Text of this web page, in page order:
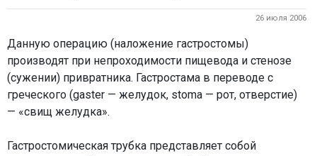
26 июля 2006
Данную операцию (наложение гастростомы)
производят при непроходимости пищевода и стенозе
(сужении) привратника. Гастростама в переводе с
греческого (gaster — желудок, stoma — рот, отверстие)
— «свищ желудка».
Гастростомическая трубка представляет собой